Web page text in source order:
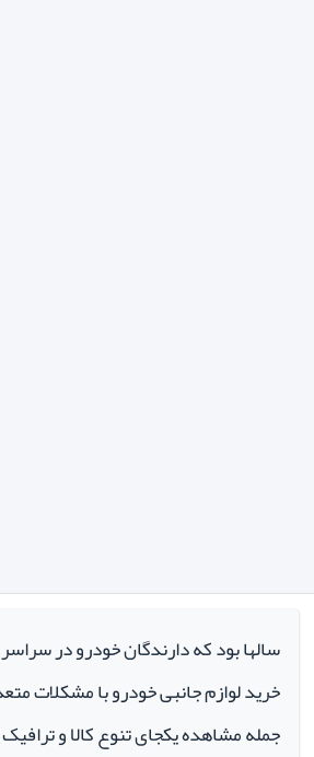
سالها بود که دارندگان خودرو در
خرید لوازم جانبی خودرو با مشکلات
جمله مشاهده یکجای تنوع کالا و